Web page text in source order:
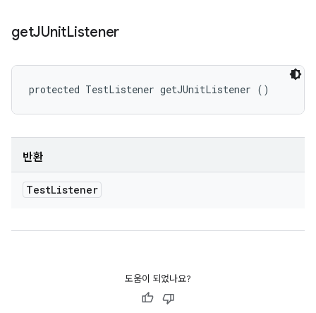
getJUnitListener
protected TestListener getJUnitListener ()
반환
TestListener
도움이 되었나요?